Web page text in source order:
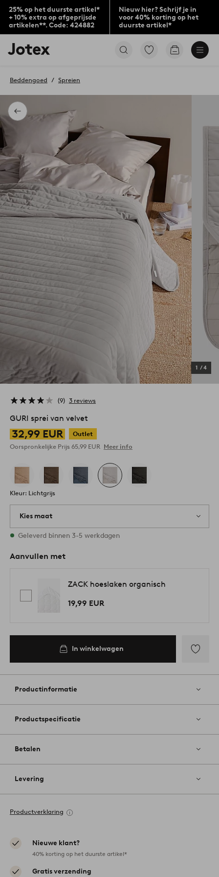
25% op het duurste artikel*
+ 10% extra op afgeprijsde
artikelen**. Code: 424882
Nieuw hier? Schrijf je in
voor 40% korting op het
duurste artikel*
Jotex
logo
to
home
page
Ga
Go
Terug
Beddengoed Spreien
1 /4
9 3 reviews
GURI sprei van velvet
32,99 EUR
Outlet
Oorspronkelijke Prijs 65,99 EUR Meer info
Kleur: Lichtgrijs
Kies maat
Alle maten zijn op voorraad
Geleverd binnen 3-5 werkdagen
Aanvullen met
ZACK hoeslaken organisch
19,99 EUR
In winkelwagen
aan
Productinformatie
Productspecificatie
Betalen
Levering
Productverklaring
Nieuwe klant?
40% korting op het duurste artikel*
Gratis verzending